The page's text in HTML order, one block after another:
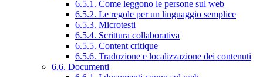
6.5.1. Come leggono le persone sul web
6.5.2. Le regole per un linguaggio semplice
6.5.3. Microtesti
6.5.4. Scrittura collaborativa
6.5.5. Content critique
6.5.6. Traduzione e localizzazione dei contenuti
6.6. Documenti